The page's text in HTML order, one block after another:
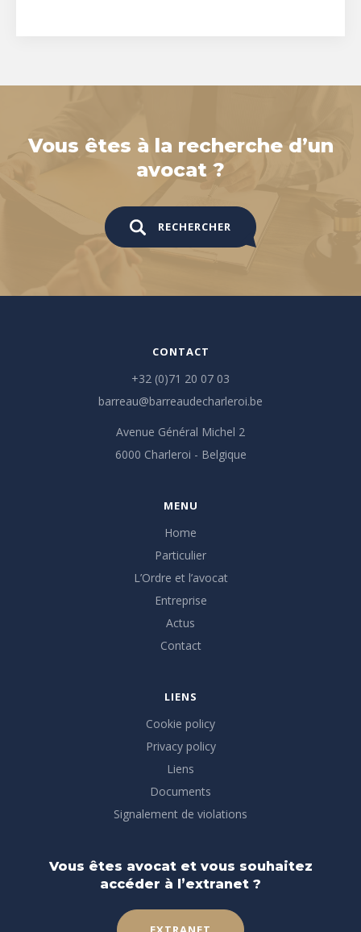
Vous êtes à la recherche d’un
avocat ?
RECHERCHER
CONTACT
+32 (0)71 20 07 03
barreau@barreaudecharleroi.be
Avenue Général Michel 2
6000 Charleroi - Belgique
MENU
Home
Particulier
L’Ordre et l’avocat
Entreprise
Actus
Contact
LIENS
Cookie policy
Privacy policy
Liens
Documents
Signalement de violations
Vous êtes avocat et vous souhaitez
accéder à l’extranet ?